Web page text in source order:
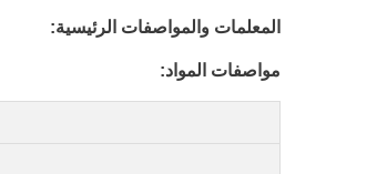
المعلمات والمواصفات الرئيسية:
مواصفات المواد: